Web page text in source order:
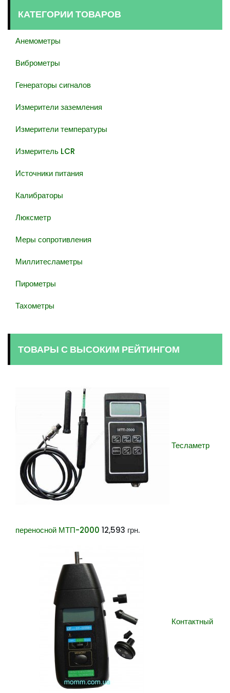
КАТЕГОРИИ ТОВАРОВ
Анемометры
Виброметры
Генераторы сигналов
Измерители заземления
Измерители температуры
Измеритель LCR
Источники питания
Калибраторы
Люксметр
Меры сопротивления
Миллитесламетры
Пирометры
Тахометры
ТОВАРЫ С ВЫСОКИМ РЕЙТИНГОМ
Тесламетр
переносной МТП-2000 12,593 грн.
Контактный